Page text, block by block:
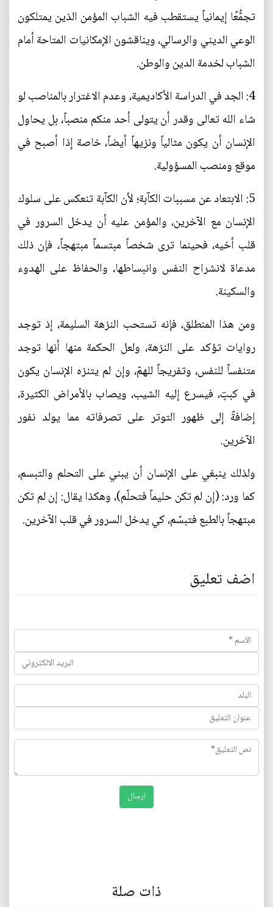
تجمُّعًا إيمانياً يستقطب فيه الشباب المؤمن الذين يمتلكون
الوعي الديني والرسالي، ويناقشون الإمكانيات المتاحة أمام
الشباب لخدمة الدين والوطن.
4: الجد في الدراسة الأكاديمية، وعدم الاغترار بالمناصب لو
شاء الله تعالى وقدر أن يتولى أحد منكم منصباً، بل يحاول
الإنسان أن يكون مثالياً ونزيهاً أيضاً، خاصة إذا أصبح في
موقع ومنصب المسؤولية.
5: الابتعاد عن مسببات الكآبة؛ لأن الكآبة تنعكس على سلوك
الإنسان مع الآخرين، والمؤمن عليه أن يدخل السرور في
قلب أخيه، فحينما ترى شخصاً مبتسماً مبتهجاً، فإن ذلك
مدعاة لانشراح النفس وانبساطها، والحفاظ على الهدوء
والسكينة.
ومن هذا المنطلق، فإنه تستحب النزهة السليمة، إذ توجد
روايات تؤكد على النزهة، ولعل الحكمة منها أنها توجد
متنفساً للنفس، وتفريجاً للهمّ، وإن لم يتنزه الإنسان يكون
في كبتٍ، فيسرع إليه الشيب، ويصاب بالأمراض الكثيرة،
إضافةً إلى ظهور التوتر على تصرفاته مما يولد نفور
الآخرين.
ولذلك ينبغي على الإنسان أن يبني على التحلم والتبسم،
كما ورد: (إن لم تكن حليماً فتحلّم)، وهكذا يقال: إن لم تكن
مبتهجاً بالطبع فتبسّم، كي يدخل السرور في قلب الآخرين.
اضف تعليق
ذات صلة